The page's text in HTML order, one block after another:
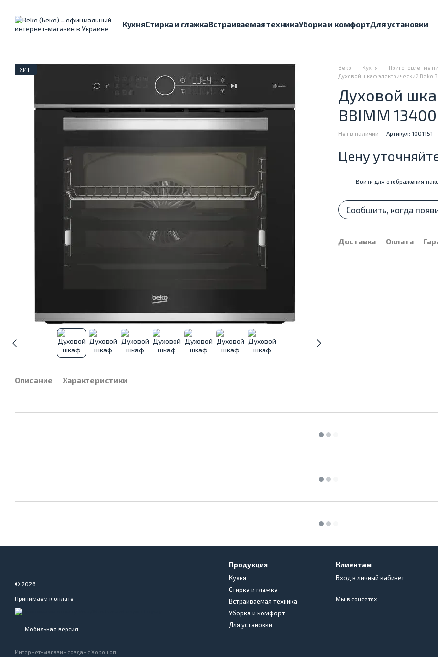
КухняСтирка и глажкаВстраиваемая техникаУборка и комфортДля установки
ХИТ
Описание Характеристики
Beko Кухня Приготовление
Духовой шкаф электрический Beko
Духовой
BBIMM 13400
Нет в наличии Артикул: 1001151
Цену
Войти для отображения
Сообщить, когда
Доставка Оплата
© 2026
Принимаем к оплате
Мобильная версия
Интернет-магазин создан с Хорошоп
Продукция
Кухня
Стирка и глажка
Встраиваемая техника
Уборка и комфорт
Для установки
Клиентам
Вход в личный кабинет
Мы в соцсетях